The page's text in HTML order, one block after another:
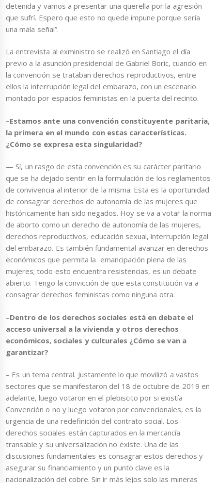
detenida y vamos a presentar una querella por la agresión
que sufrí. Espero que esto no quede impune porque sería
una mala señal”.
La entrevista al exministro se realizó en Santiago el día
previo a la asunción presidencial de Gabriel Boric, cuando en
la convención se trataban derechos reproductivos, entre
ellos la interrupción legal del embarazo, con un escenario
montado por espacios feministas en la puerta del recinto.
–Estamos ante una convención constituyente paritaria,
la primera en el mundo con estas características.
¿Cómo se expresa esta singularidad?
— Sí, un rasgo de esta convención es su carácter paritario
que se ha dejado sentir en la formulación de los reglamentos
de convivencia al interior de la misma. Esta es la oportunidad
de consagrar derechos de autonomía de las mujeres que
históricamente han sido negados. Hoy se va a votar la norma
de aborto como un derecho de autonomía de las mujeres,
derechos reproductivos, educación sexual, interrupción legal
del embarazo. Es también fundamental avanzar en derechos
económicos que permita la emancipación plena de las
mujeres; todo esto encuentra resistencias, es un debate
abierto. Tengo la convicción de que esta constitución va a
consagrar derechos feministas como ninguna otra.
–Dentro de los derechos sociales está en debate el
acceso universal a la vivienda y otros derechos
económicos, sociales y culturales ¿Cómo se van a
garantizar?
– Es un tema central. Justamente lo que movilizó a vastos
sectores que se manifestaron del 18 de octubre de 2019 en
adelante, luego votaron en el plebiscito por si existía
Convención o no y luego votaron por convencionales, es la
urgencia de una redefinición del contrato social. Los
derechos sociales están capturados en la mercancía
transable y su universalización no existe. Una de las
discusiones fundamentales es consagrar estos derechos y
asegurar su financiamiento y un punto clave es la
nacionalización del cobre. Sin ir más lejos solo las mineras